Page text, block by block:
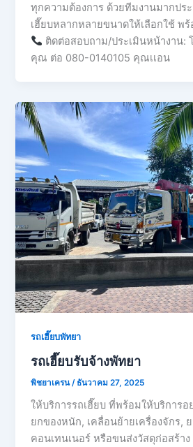
ทุกความต้องการ ด้วยทีมงานมากปร
เฮี๊ยบหลากหลายขนาดให้เลือกใช้ พ
ติดต่อสอบถาม/ประเมินหน้างาน:
คุณ ต่อ 080-0140105 คุณเเอน
รถเฮี๊ยบพัทยา
รถเฮี๊ยบรับจ้างพัทยา
พิชยาเครน / ธันวาคม 27, 2025
ให้บริการรถเฮี๊ยบ ที่พร้อมให้บริการ
ยกของหนัก, เคลื่อนย้ายเครื่องจักร, ย
คอนเทนเนอร์ หรือขนส่งวัสดุก่อสร้า